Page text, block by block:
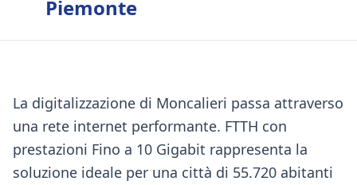
Piemonte
La digitalizzazione di Moncalieri passa attraverso
una rete internet performante. FTTH con
prestazioni Fino a 10 Gigabit rappresenta la
soluzione ideale per una città di 55.720 abitanti